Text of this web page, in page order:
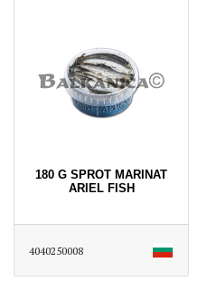
180 G SPROT MARINAT
ARIEL FISH
4040250008